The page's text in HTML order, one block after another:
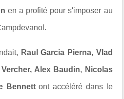
en a profité pour s'imposer au
Raul Garcia Pierna, Vlad
Vercher, Alex Baudin, Nicolas
Bennettont accéléré dans le